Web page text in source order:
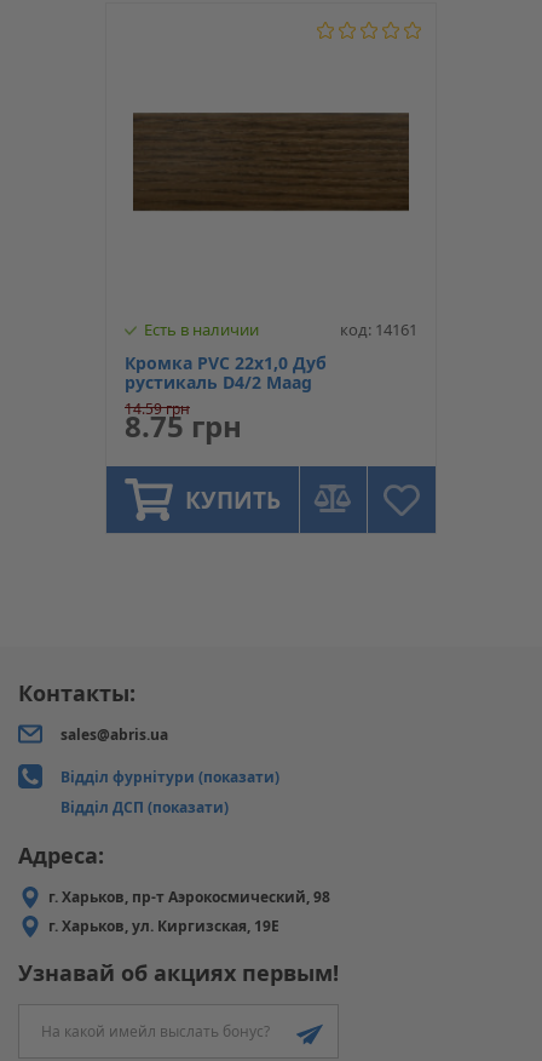
Есть в наличии код: 14161
Кромка PVC 22х1,0 Дуб
рустикаль D4/2 Maag
14.59 грн
8.75 грн
КУПИТЬ
Контакты:
sales@abris.ua
Відділ фурнітури (показати)
Відділ ДСП (показати)
Адреса:
г. Харьков, пр-т Аэрокосмический, 98
г. Харьков, ул. Киргизская, 19Е
Узнавай об акциях первым!